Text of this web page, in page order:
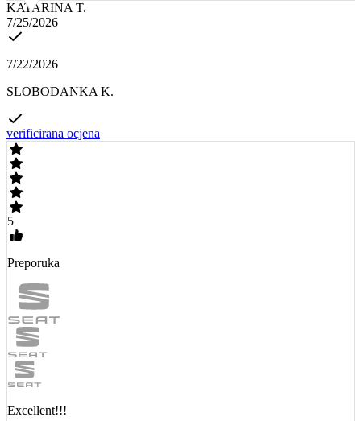
KATARINA T.
7/25/2026
7/22/2026
SLOBODANKA K.
verificirana ocjena
5
Preporuka
Excellent!!!